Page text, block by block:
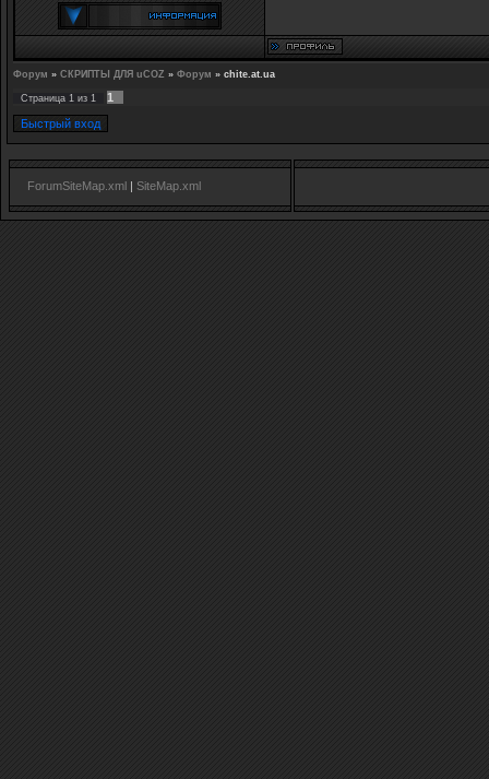
Форум » СКРИПТЫ ДЛЯ uCOZ » Форум » chite.at.ua
Страница 1 из 1 1
ForumSiteMap.xml | SiteMap.xml